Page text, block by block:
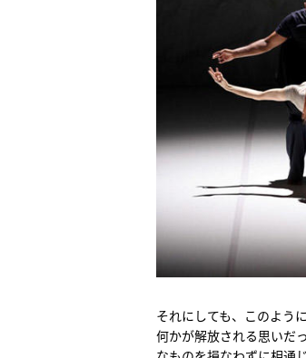
それにしても、このよう
何かが解放される思いだ